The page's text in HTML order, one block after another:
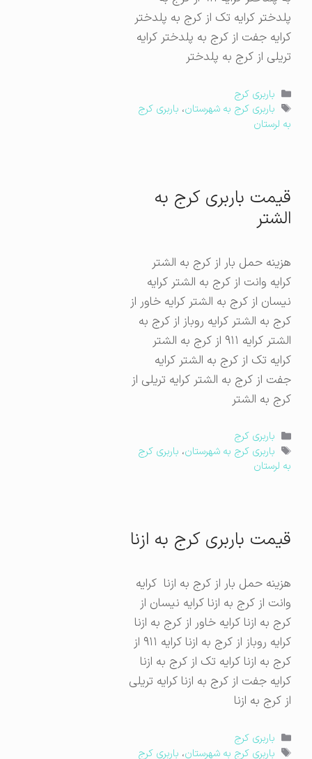
پلدختر کرایه تک از کرج به پلدختر
کرایه جفت از کرج به پلدختر کرایه
تریلی از کرج به پلدختر
دسته‌ها
باربری کرج
برچسب‌ها
باربری کرج به شهرستان،باربری کرج
به لرستان
قیمت باربری کرج به
الشتر
هزینه حمل بار از کرج به الشتر
کرایه وانت از کرج به الشتر کرایه
نیسان از کرج به الشتر کرایه خاور از
کرج به الشتر کرایه روباز از کرج به
الشتر کرایه ۹۱۱ از کرج به الشتر
کرایه تک از کرج به الشتر کرایه
جفت از کرج به الشتر کرایه تریلی از
کرج به الشتر
دسته‌ها
باربری کرج
برچسب‌ها
باربری کرج به شهرستان،باربری کرج
به لرستان
قیمت باربری کرج به ازنا
هزینه حمل بار از کرج به ازنا کرایه
وانت از کرج به ازنا کرایه نیسان از
کرج به ازنا کرایه خاور از کرج به ازنا
کرایه روباز از کرج به ازنا کرایه ۹۱۱ از
کرج به ازنا کرایه تک از کرج به ازنا
کرایه جفت از کرج به ازنا کرایه تریلی
از کرج به ازنا
دسته‌ها
باربری کرج
برچسب‌ها
باربری کرج به شهرستان،باربری کرج